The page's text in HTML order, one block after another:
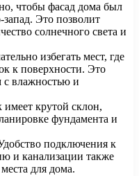
чтобы фасад дома был
Это позволит
солнечного света и
избегать мест, где
к поверхности. Это
с влажностью и
имеет крутой склон,
фундамента и
подключения к
и канализации также
для дома.